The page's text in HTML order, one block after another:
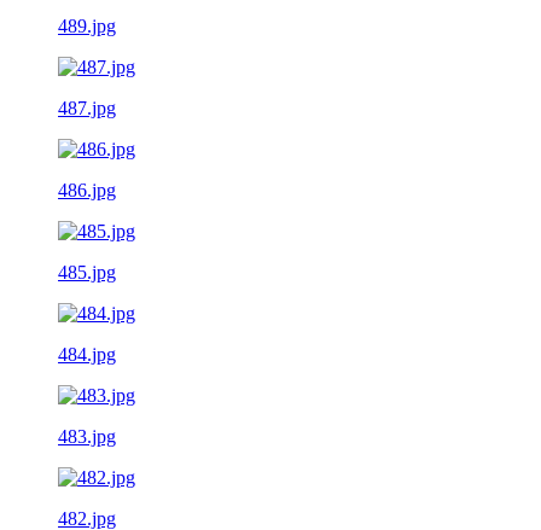
489.jpg
487.jpg
486.jpg
485.jpg
484.jpg
483.jpg
482.jpg